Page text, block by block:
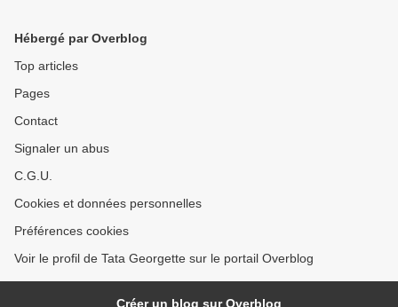
Hébergé par Overblog
Top articles
Pages
Contact
Signaler un abus
C.G.U.
Cookies et données personnelles
Préférences cookies
Voir le profil de Tata Georgette sur le portail Overblog
Créer un blog sur Overblog